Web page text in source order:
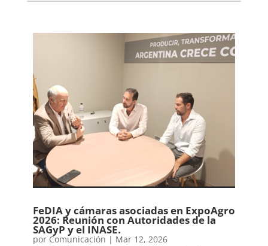
FeDIA y cámaras asociadas en ExpoAgro
2026: Reunión con Autoridades de la
SAGyP y el INASE.
por Comunicación | Mar 12, 2026